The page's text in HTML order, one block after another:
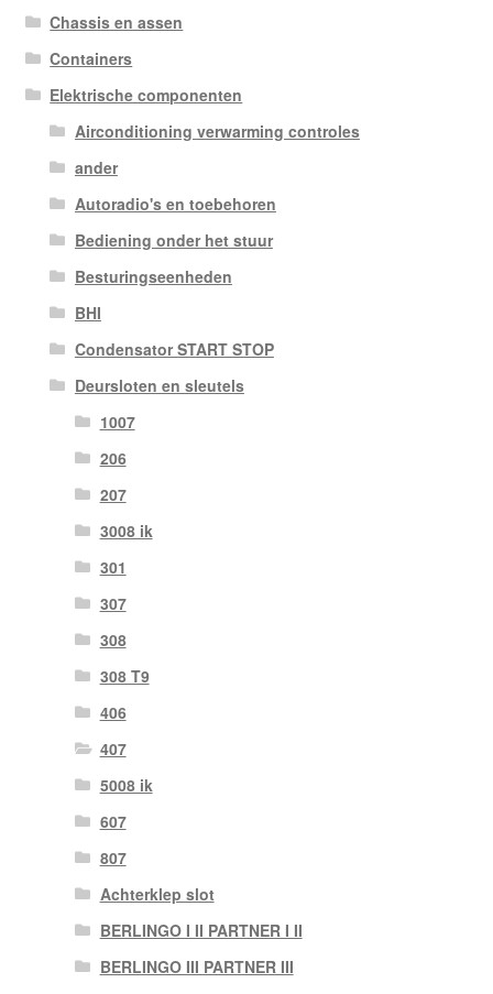
Chassis en assen
Containers
Elektrische componenten
Airconditioning verwarming controles
ander
Autoradio's en toebehoren
Bediening onder het stuur
Besturingseenheden
BHI
Condensator START STOP
Deursloten en sleutels
1007
206
207
3008 ik
301
307
308
308 T9
406
407
5008 ik
607
807
Achterklep slot
BERLINGO I II PARTNER I II
BERLINGO III PARTNER III